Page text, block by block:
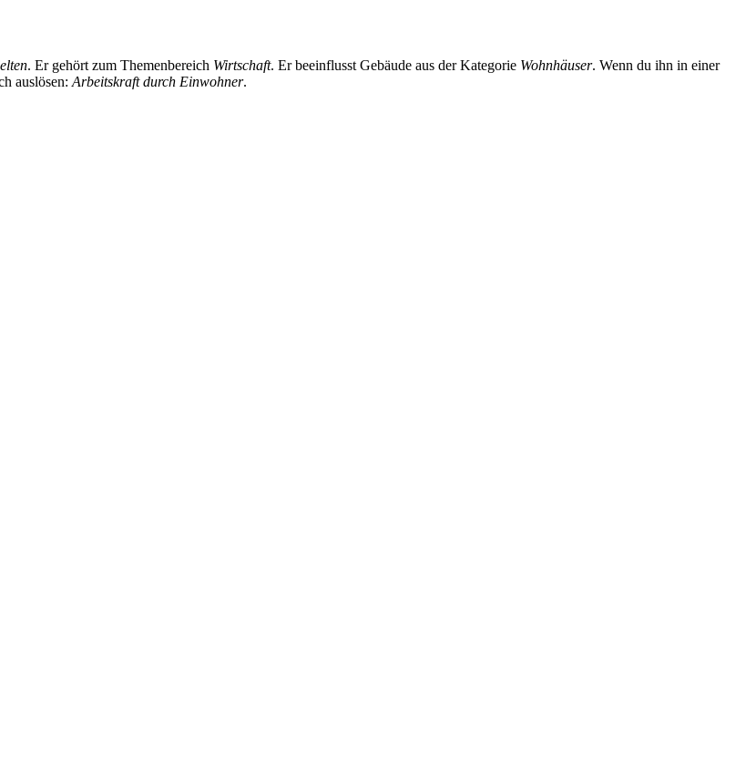
. Er gehört zum Themenbereich Wirtschaft. Er beeinflusst Gebäude aus der Kategorie Wohnhäuser. Wenn du ihn in einer
auslösen: Arbeitskraft durch Einwohner.